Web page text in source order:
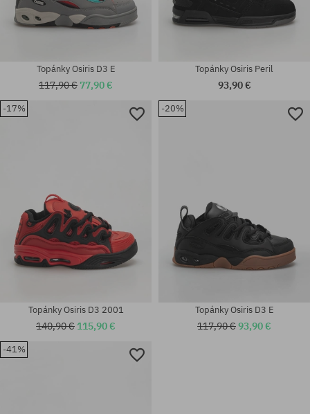
Topánky Osiris D3 E
117,90 € 77,90 €
Topánky Osiris Peril
93,90 €
-17%
Topánky Osiris D3 2001
140,90 € 115,90 €
-20%
Topánky Osiris D3 E
117,90 €93,90 €
-41%